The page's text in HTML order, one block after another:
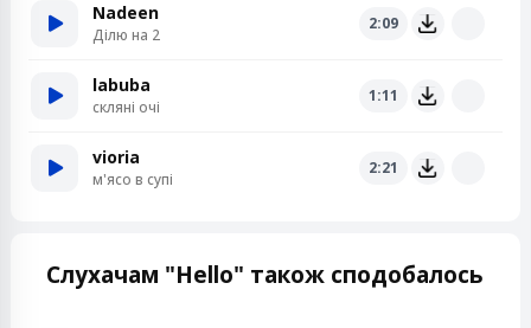
Nadeen
Ділю на 2
2:09
labuba
скляні очі
1:11
vioria
м'ясо в супі
2:21
Слухачам "Hello" також сподобалось